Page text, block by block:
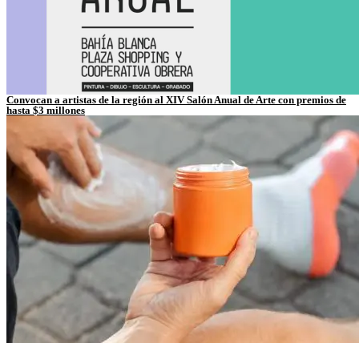
Convocan a artistas de la región al XIV Salón Anual de Arte con premios de
hasta $3 millones